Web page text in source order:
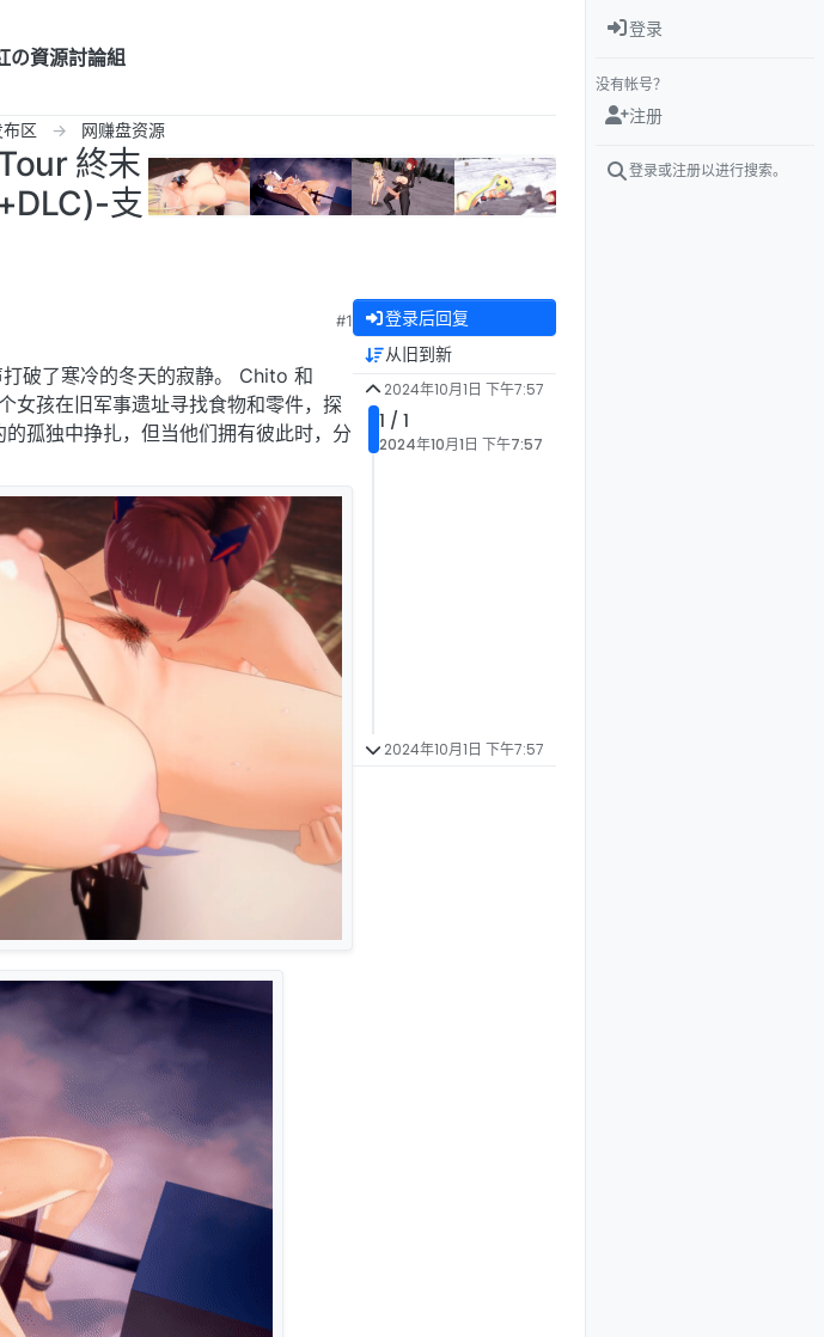
の資源討論組
区 网赚盘资源
終末
支
#1
破了寒冷的冬天的寂静。 Chito 和
女孩在旧军事遗址寻找食物和零件，探
孤独中挣扎，但当他们拥有彼此时，分
登录后回复
从旧到新
2024年10月1日 下午7:57
1 / 1
2024年10月1日 下午7:57
2024年10月1日 下午7:57
登录
没有帐号？
注册
登录或注册以进行搜索。